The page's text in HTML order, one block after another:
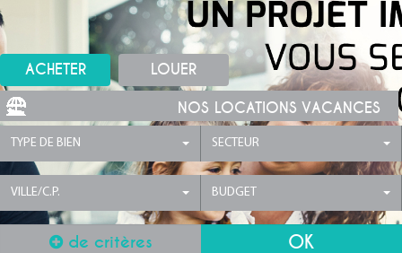
ACHETER LOUER
NOS LOCATIONS VACANCES
TYPE DE BIEN SECTEUR
VILLE/C.P. BUDGET
de critères